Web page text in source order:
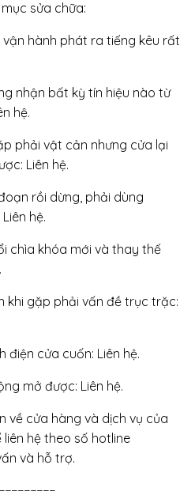
sửa chữa:
hành phát ra tiếng kêu rất
nhận bất kỳ tín hiệu nào từ
hệ.
phải vật cản nhưng cửa lại
Liên hệ.
rồi dừng, phải dùng
hệ.
chìa khóa mới và thay thế
khi gặp phải vấn đề trục trặc:
điện cửa cuốn: Liên hệ.
mở được: Liên hệ.
về cửa hàng và dịch vụ của
hệ theo số hotline
và hỗ trợ.